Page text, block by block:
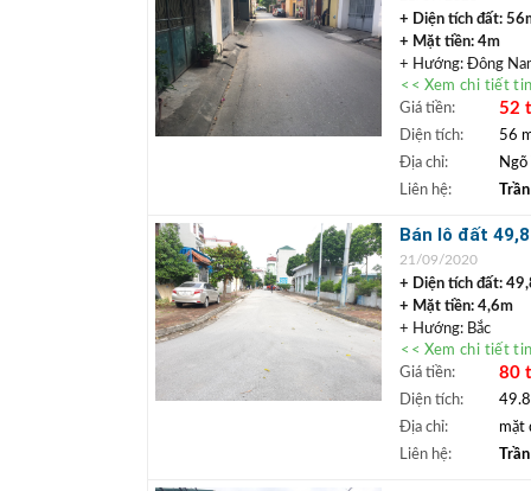
Văn phòng nhà
+ Diện tích đất:
+ Mặt tiền: 4m
+ Hướng: Đông
+ Đường trước nhà
+ Pháp lý: Sổ đỏ
+ Vị trí: Đất nằm ở
nhà. Xung quanh
dài.
+ Tổng: 2,900 tỷ
+++ LIÊN HỆ
Văn phòng nhà
<< Xem chi tiết
Giá tiền:
52
Diện tích:
56
Địa chỉ:
Liên hệ:
Bán lô đất
21/09/2020
+ Diện tích đất:
+ Mặt tiền: 4,6m
+ Hướng: Bắc
+ Đường trước nhà
+ Pháp lý: Sổ đỏ
+ Vị trí: Nhà sát
mét, cách chân
+ Giá bán:
<< Xem chi tiết
Giá tiền:
80
Diện tích:
Địa chỉ:
mặt
Liên hệ: